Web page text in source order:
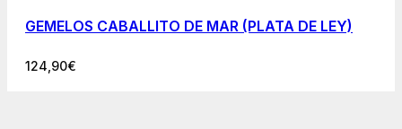
GEMELOS CABALLITO DE MAR (PLATA DE LEY)
124,90€